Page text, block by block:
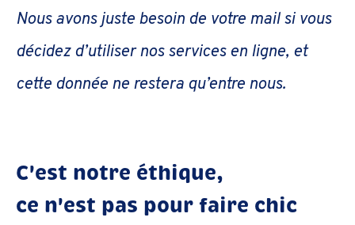
Nous avons juste besoin de votre mail si vous
décidez d’utiliser nos services en ligne, et
cette donnée ne restera qu’entre nous.
C'est notre éthique,
ce n'est pas pour faire chic